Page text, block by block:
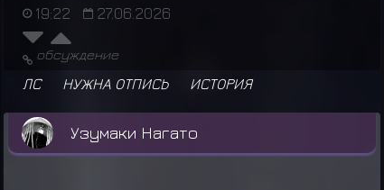
19:22 27.06.2026
обсуждение
ЛС НУЖНА ОТПИСЬ ИСТОРИЯ
Узумаки Нагато